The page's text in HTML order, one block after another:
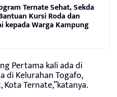
Ternate Sehat, Sekda
Kursi Roda dan
kepada Warga Kampung
Pertama kali ada di
di Kelurahan Togafo,
Ternate,”katanya.